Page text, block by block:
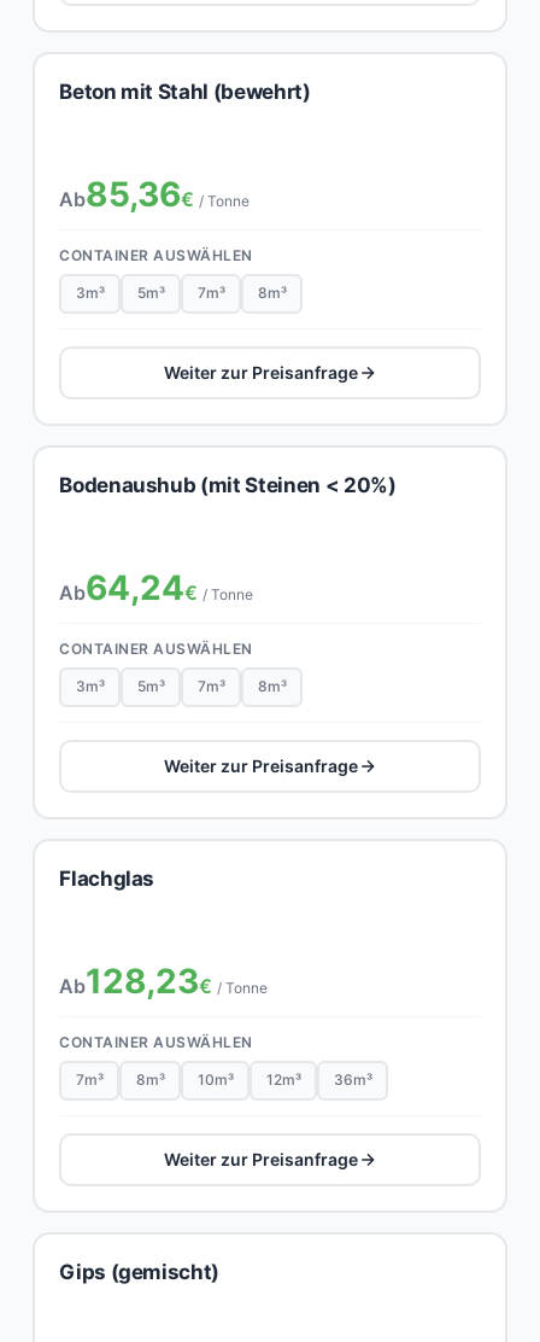
Beton mit Stahl (bewehrt)
Ab85,36€ / Tonne
CONTAINER AUSWÄHLEN
3m³ 5m³ 7m³ 8m³
Weiter zur Preisanfrage
Bodenaushub (mit Steinen < 20%)
Ab64,24€ / Tonne
CONTAINER AUSWÄHLEN
3m³ 5m³ 7m³ 8m³
Weiter zur Preisanfrage
Flachglas
Ab128,23€ / Tonne
CONTAINER AUSWÄHLEN
7m³ 8m³ 10m³ 12m³ 36m³
Weiter zur Preisanfrage
Gips (gemischt)